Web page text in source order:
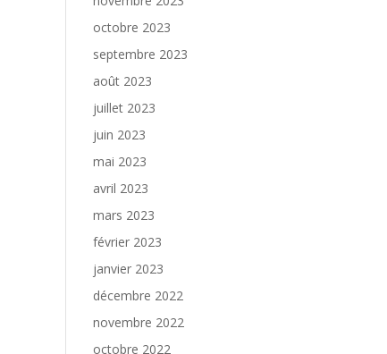
octobre 2023
septembre 2023
août 2023
juillet 2023
juin 2023
mai 2023
avril 2023
mars 2023
février 2023
janvier 2023
décembre 2022
novembre 2022
octobre 2022